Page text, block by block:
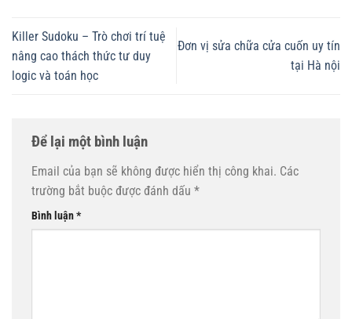
Killer Sudoku – Trò chơi trí tuệ
nâng cao thách thức tư duy
logic và toán học
Đơn vị sửa chữa cửa cuốn uy tín
tại Hà nội
Để lại một bình luận
Email của bạn sẽ không được hiển thị công khai. Các
trường bắt buộc được đánh dấu *
Bình luận*